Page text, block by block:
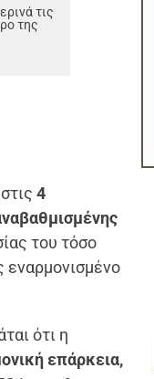
τις
της
4
του τόσο
εναρμονισμένο
ότι η
επάρκεια,